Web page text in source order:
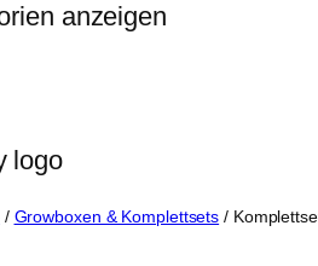
anzeigen
/ Growboxen & Komplettsets /